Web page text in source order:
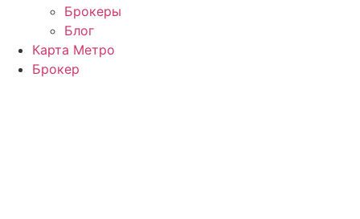
Брокеры
Блог
Карта Метро
Брокер